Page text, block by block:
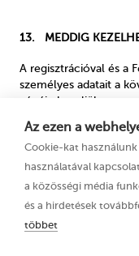
Az ezen a
Cookie-kat
használatával
a közösségi média
és a hirdetések
többet
13. MEDDIG
A regisztrációval és a
személyes adatait a
végéig kezeljük.
A szerzők és más
személyes adataidat
ideig kezeljük.
Az animációs film
a jelölt alkotás
kezelésre.